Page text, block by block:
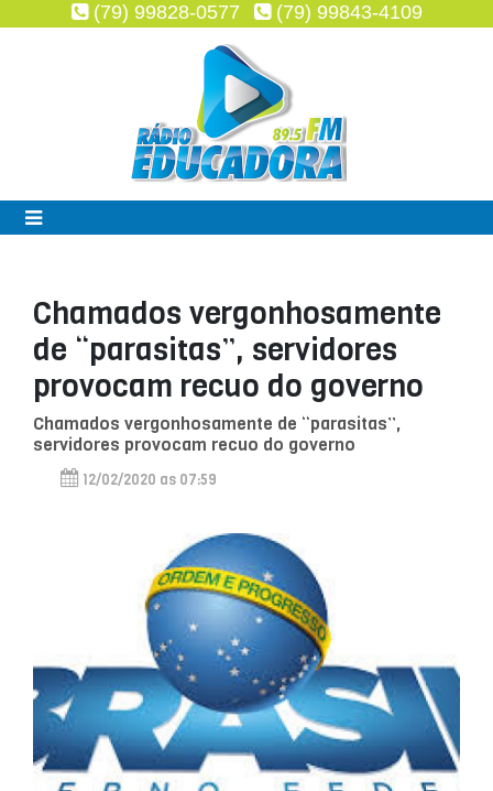
(79) 99828-0577 (79) 99843-4109
Chamados vergonhosamente
de “parasitas”, servidores
provocam recuo do governo
Chamados vergonhosamente de “parasitas”,
servidores provocam recuo do governo
12/02/2020 as 07:59